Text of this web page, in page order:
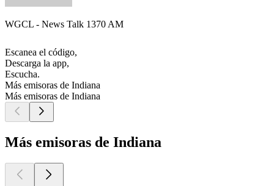
WGCL - News Talk 1370 AM
Escanea el código,
Descarga la app,
Escucha.
Más emisoras de Indiana
Más emisoras de Indiana
Más emisoras de Indiana